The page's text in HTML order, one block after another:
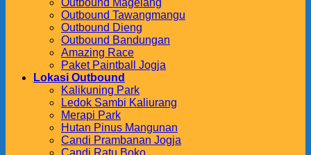
Outbound Magelang
Outbound Tawangmangu
Outbound Dieng
Outbound Bandungan
Amazing Race
Paket Paintball Jogja
Lokasi Outbound
Kalikuning Park
Ledok Sambi Kaliurang
Merapi Park
Hutan Pinus Mangunan
Candi Prambanan Jogja
Candi Ratu Boko